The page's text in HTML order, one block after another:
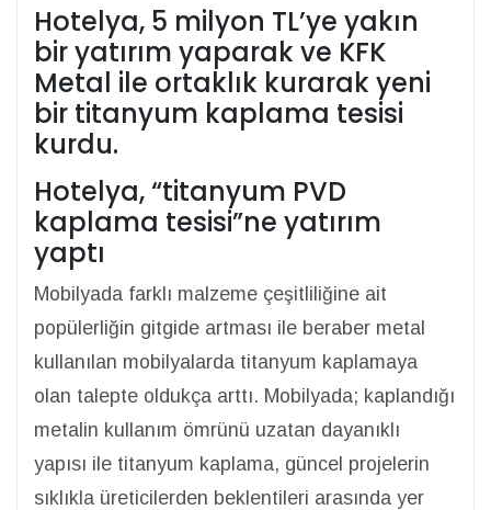
Hotelya, 5 milyon TL’ye yakın
bir yatırım yaparak ve KFK
Metal ile ortaklık kurarak yeni
bir titanyum kaplama tesisi
kurdu.
Hotelya, “titanyum PVD
kaplama tesisi”ne yatırım
yaptı
Mobilyada farklı malzeme çeşitliliğine ait
popülerliğin gitgide artması ile beraber metal
kullanılan mobilyalarda titanyum kaplamaya
olan talepte oldukça arttı. Mobilyada; kaplandığı
metalin kullanım ömrünü uzatan dayanıklı
yapısı ile titanyum kaplama, güncel projelerin
sıklıkla üreticilerden beklentileri arasında yer